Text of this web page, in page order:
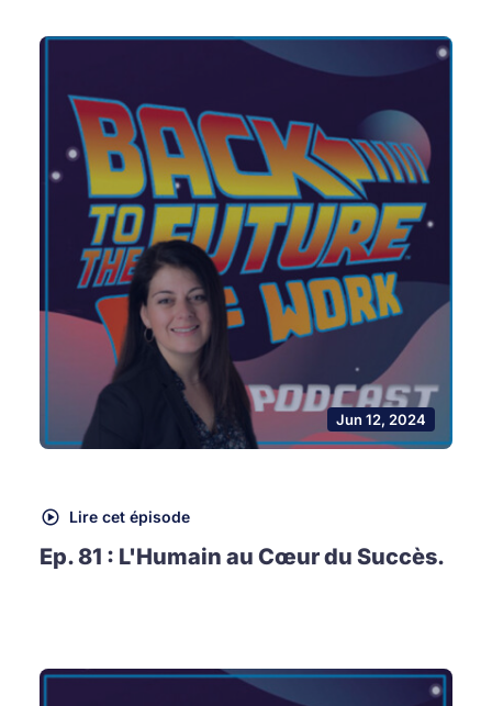
Jun 12, 2024
Lire cet épisode
Ep. 81 : L'Humain au Cœur du Succès.